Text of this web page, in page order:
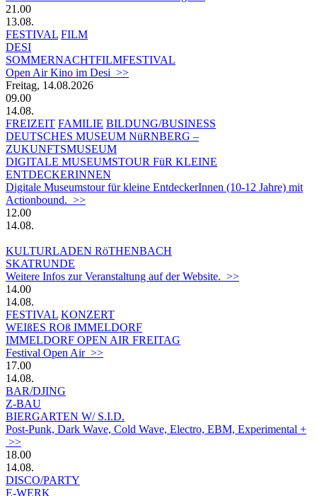
21.00
13.08.
FESTIVAL FILM
DESI
SOMMERNACHTFILMFESTIVAL
Open Air Kino im Desi >>
Freitag, 14.08.2026
09.00
14.08.
FREIZEIT FAMILIE BILDUNG/BUSINESS
DEUTSCHES MUSEUM NüRNBERG –
ZUKUNFTSMUSEUM
DIGITALE MUSEUMSTOUR FüR KLEINE
ENTDECKERINNEN
Digitale Museumstour für kleine EntdeckerInnen (10-12 Jahre) mit
Actionbound. >>
12.00
14.08.
KULTURLADEN RöTHENBACH
SKATRUNDE
Weitere Infos zur Veranstaltung auf der Website. >>
14.00
14.08.
FESTIVAL KONZERT
WEIßES ROß IMMELDORF
IMMELDORF OPEN AIR FREITAG
Festival Open Air >>
17.00
14.08.
BAR/DJING
Z-BAU
BIERGARTEN W/ S.I.D.
Post-Punk, Dark Wave, Cold Wave, Electro, EBM, Experimental +
>>
18.00
14.08.
DISCO/PARTY
E-WERK